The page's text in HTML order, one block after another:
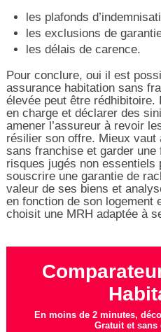
les plafonds
les exclusions de
les délais de carence.
Pour conclure, oui il est
assurance habitation sans
élevée peut être rédhibitoire.
en charge et déclarer des
amener l’assureur à revoir
résilier son offre. Mieux vaut
sans franchise et garder une
risques jugés non essentiels
souscrire une garantie de
valeur de ses biens et
en fonction de son logement
choisit une MRH adaptée à
En moins de 2 minutes,
Gratuit et sans